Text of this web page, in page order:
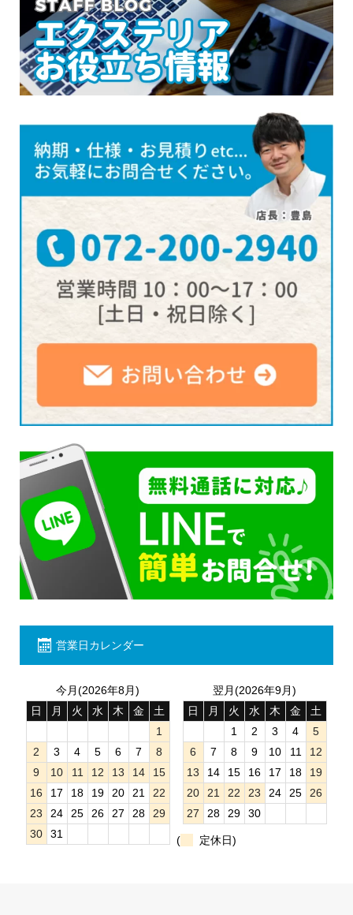
営業日カレンダー
今月(2026年8月)
日
月 火 水 木 金
土
1
2
3 4 5 6 7
8
9
10 11 12 13 14
15
16
17 18 19 20 21
22
23
24 25 26 27 28
29
30
31
翌月(2026年9月)
日
月 火 水 木 金
土
1
2 3 4
5
6
7 8 9 10 11
12
13
14 15 16 17 18
19
20
21 22 23 24 25
26
27
28 29 30
( 定休日)